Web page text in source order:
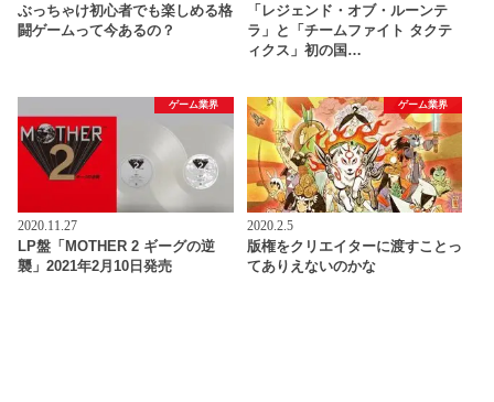
ぶっちゃけ初心者でも楽しめる格
闘ゲームって今あるの？
「レジェンド・オブ・ルーンテ
ラ」と「チームファイト タクテ
ィクス」初の国…
ゲーム業界
2020.11.27
LP盤「MOTHER 2 ギーグの逆
襲」2021年2月10日発売
ゲーム業界
2020.2.5
版権をクリエイターに渡すことっ
てありえないのかな